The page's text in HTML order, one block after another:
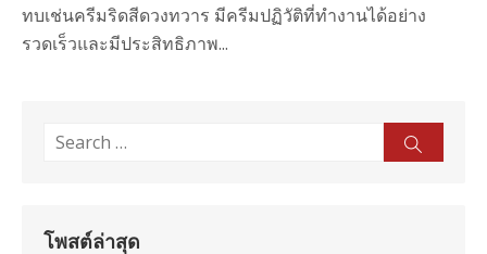
ทบเช่นครีมริดสีดวงทวาร มีครีมปฏิวัติที่ทำงานได้อย่าง
รวดเร็วและมีประสิทธิภาพ...
Search
โพสต์ล่าสุด